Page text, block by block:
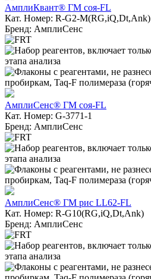
АмплиКвант® ГМ соя-FL
Кат. Номер: R-G2-M(RG,iQ,Dt,Ank)
Бренд: АмплиСенс
АмплиСенс® ГМ соя-FL
Кат. Номер: G-3771-1
Бренд: АмплиСенс
АмплиСенс® ГМ рис LL62-FL
Кат. Номер: R-G10(RG,iQ,Dt,Ank)
Бренд: АмплиСенс